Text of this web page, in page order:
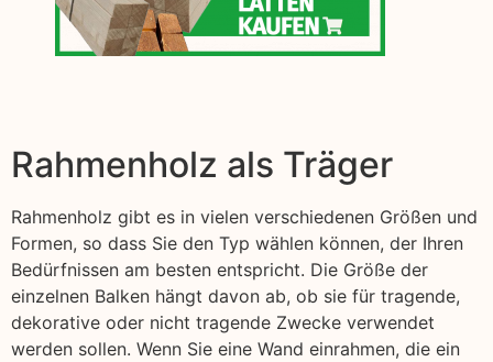
Rahmenholz als Träger
Rahmenholz gibt es in vielen verschiedenen Größen und
Formen, so dass Sie den Typ wählen können, der Ihren
Bedürfnissen am besten entspricht. Die Größe der
einzelnen Balken hängt davon ab, ob sie für tragende,
dekorative oder nicht tragende Zwecke verwendet
werden sollen. Wenn Sie eine Wand einrahmen, die ein